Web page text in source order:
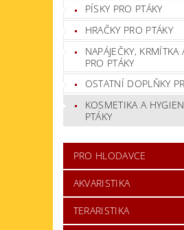
PÍSKY PRO PTÁKY
HRAČKY PRO PTÁKY
NAPÁJEČKY,
PRO PTÁKY
OSTATNÍ DOPLŇKY
KOSMETIKA A
PTÁKY
PRO HLODAVCE
AKVARISTIKA
TERARISTIKA